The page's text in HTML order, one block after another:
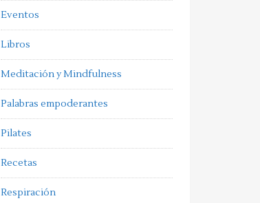
Eventos
Libros
Meditación y Mindfulness
Palabras empoderantes
Pilates
Recetas
Respiración